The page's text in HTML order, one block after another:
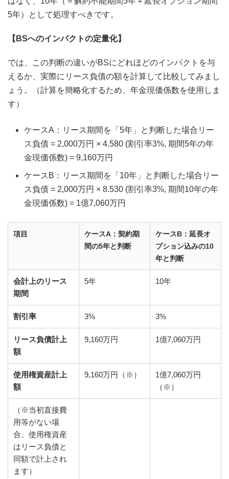
5年）として処理すべきです。
【BSへのインパクトの定量化】
では、この判断の違いがBSにどれほどのインパクトを与
えるか、実際にリース負債の額を計算して比較してみまし
ょう。（計算を簡略化するため、年金現価係数を使用しま
す）
ケースA：リース期間を「5年」と判断した場合リー
ス負債 = 2,000万円 × 4.580 (割引率3%, 期間5年の年
金現価係数) = 9,160万円
ケースB：リース期間を「10年」と判断した場合リー
ス負債 = 2,000万円 × 8.530 (割引率3%, 期間10年の年
金現価係数) = 1億7,060万円
項目
ケースA：契約期
間の5年と判断
ケースB：延長オ
プション込みの10
年と判断
会計上のリース
期間
5年 10年
割引率 3% 3%
リース負債計上
額
9,160万円 1億7,060万円
使用権資産計上
額
9,160万円（※）
1億7,060万円
（※）
（※当初直接費
用等がない場
合、使用権資産
はリース負債と
同額で計上され
ます）